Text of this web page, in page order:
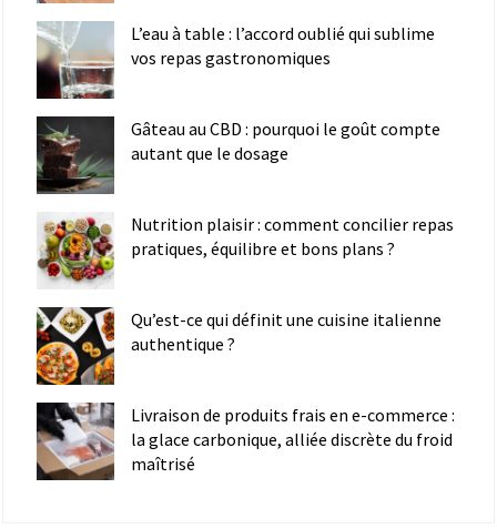
L’eau à table : l’accord oublié qui sublime
vos repas gastronomiques
Gâteau au CBD : pourquoi le goût compte
autant que le dosage
Nutrition plaisir : comment concilier repas
pratiques, équilibre et bons plans ?
Qu’est-ce qui définit une cuisine italienne
authentique ?
Livraison de produits frais en e-commerce :
la glace carbonique, alliée discrète du froid
maîtrisé